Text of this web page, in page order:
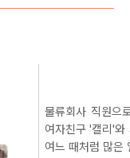
물류회사 직원으
여자친구 '캘리'
여느 때처럼 많은